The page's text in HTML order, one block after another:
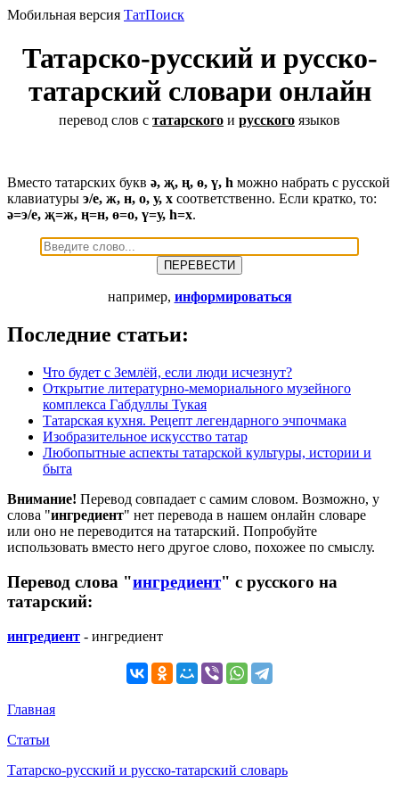
Мобильная версия ТатПоиск
Татарско-русский и русско-
татарский словари онлайн
перевод слов с татарского и русского языков
Вместо татарских букв ә, җ, ң, ө, ү, һ можно набрать с русской
клавиатуры э/е, ж, н, о, у, х соответственно. Если кратко, то:
ә=э/е, җ=ж, ң=н, ө=о, ү=у, һ=х.
например, информироваться
Последние статьи:
Что будет с Землёй, если люди исчезнут?
Открытие литературно-мемориального музейного
комплекса Габдуллы Тукая
Татарская кухня. Рецепт легендарного эчпочмака
Изобразительное искусство татар
Любопытные аспекты татарской культуры, истории и
быта
Внимание! Перевод совпадает с самим словом. Возможно, у
слова "ингредиент" нет перевода в нашем онлайн словаре
или оно не переводится на татарский. Попробуйте
использовать вместо него другое слово, похожее по смыслу.
Перевод слова "ингредиент" с русского на
татарский:
ингредиент - ингредиент
Главная
Статьи
Татарско-русский и русско-татарский словарь